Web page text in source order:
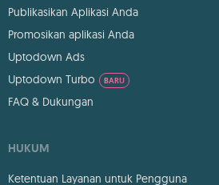
Publikasikan Aplikasi Anda
Promosikan aplikasi Anda
Uptodown Ads
Uptodown Turbo
BARU
FAQ & Dukungan
HUKUM
Ketentuan Layanan untuk Pengguna